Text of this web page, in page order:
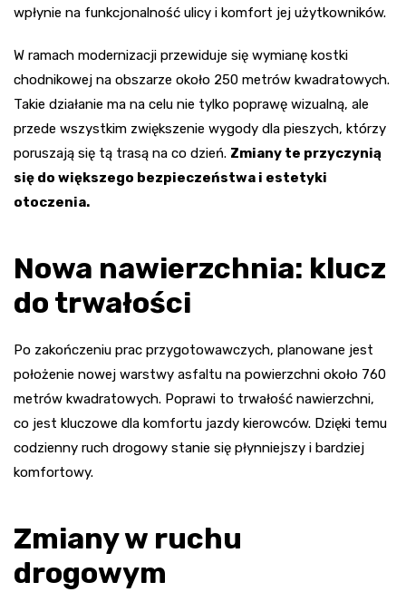
wpłynie na funkcjonalność ulicy i komfort jej użytkowników.
W ramach modernizacji przewiduje się wymianę kostki
chodnikowej na obszarze około 250 metrów kwadratowych.
Takie działanie ma na celu nie tylko poprawę wizualną, ale
przede wszystkim zwiększenie wygody dla pieszych, którzy
poruszają się tą trasą na co dzień. Zmiany te przyczynią
się do większego bezpieczeństwa i estetyki
otoczenia.
Nowa nawierzchnia: klucz
do trwałości
Po zakończeniu prac przygotowawczych, planowane jest
położenie nowej warstwy asfaltu na powierzchni około 760
metrów kwadratowych. Poprawi to trwałość nawierzchni,
co jest kluczowe dla komfortu jazdy kierowców. Dzięki temu
codzienny ruch drogowy stanie się płynniejszy i bardziej
komfortowy.
Zmiany w ruchu
drogowym